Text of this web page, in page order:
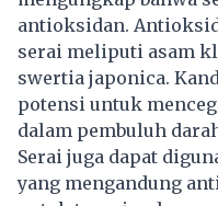
antioksidan.
serai meliputi asam
swertia japonica.
potensi untuk
dalam pembuluh
Serai juga dapat
yang mengandung